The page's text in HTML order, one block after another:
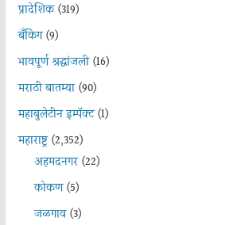
प्रादेशिक(319)
बँकिंग(9)
भावपूर्ण श्रद्धांजली(16)
मराठी बातम्या(90)
महाबुलेटीन इम्पॅक्ट(1)
महाराष्ट्र(2,352)
अहमदनगर(22)
कोकण(5)
जळगाव(3)